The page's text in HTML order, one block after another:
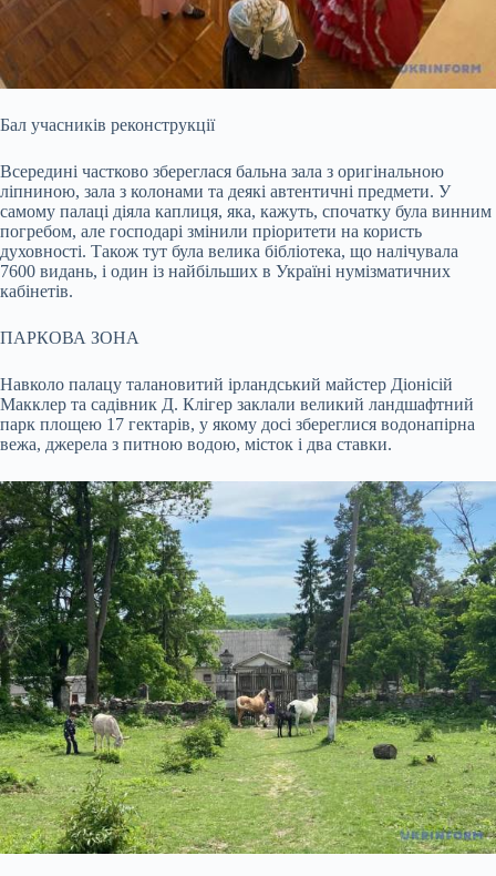
Бал учасників реконструкції
Всередині частково збереглася бальна зала з оригінальною
ліпниною, зала з колонами та деякі автентичні предмети. У
самому палаці діяла каплиця, яка, кажуть, спочатку була винним
погребом, але господарі змінили пріоритети на користь
духовності. Також тут була велика бібліотека, що налічувала
7600 видань, і один із найбільших в Україні нумізматичних
кабінетів.
ПАРКОВА ЗОНА
Навколо палацу талановитий ірландський майстер Діонісій
Макклер та садівник Д. Клігер заклали великий ландшафтний
парк площею 17 гектарів, у якому досі збереглися водонапірна
вежа, джерела з питною водою, місток і два ставки.